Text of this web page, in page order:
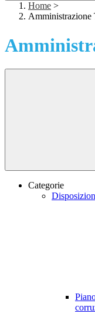
Home >
Amministrazione
Categorie